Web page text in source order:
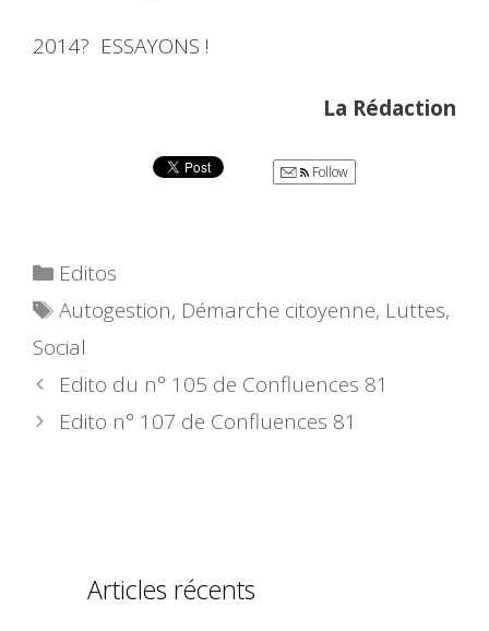
2014? ESSAYONS !
La Rédaction
Follow
Catégories
Editos
Étiquettes
Autogestion, Démarche citoyenne, Luttes,
Social
Edito du n° 105 de Confluences 81
Edito n° 107 de Confluences 81
Articles récents